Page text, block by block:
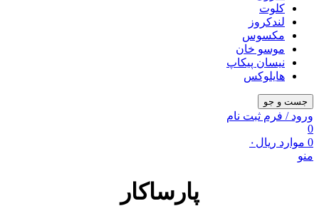
کلوت
لندکروز
مکسوس
موسو خان
نیسان پیکاپ
هایلوکس
جست و جو
ورود / فرم ثبت نام
0
0 موارد ریال ۰
منو
پارساکار